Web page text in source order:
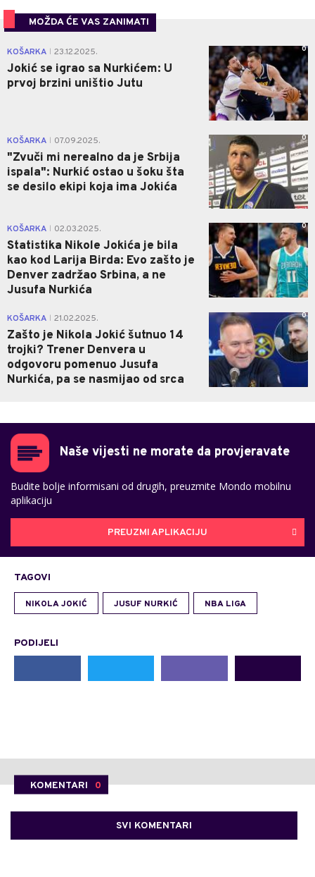
MOŽDA ĆE VAS ZANIMATI
KOŠARKA 23.12.2025.
Jokić se igrao sa Nurkićem: U
prvoj brzini uništio Jutu
0
KOŠARKA 07.09.2025.
"Zvuči mi nerealno da je Srbija
ispala": Nurkić ostao u šoku šta
se desilo ekipi koja ima Jokića
0
KOŠARKA 02.03.2025.
Statistika Nikole Jokića je bila
kao kod Larija Birda: Evo zašto je
Denver zadržao Srbina, a ne
Jusufa Nurkića
0
KOŠARKA 21.02.2025.
Zašto je Nikola Jokić šutnuo 14
trojki? Trener Denvera u
odgovoru pomenuo Jusufa
Nurkića, pa se nasmijao od srca
0
Naše vijesti ne morate da provjeravate
Budite bolje informisani od drugih, preuzmite Mondo mobilnu
aplikaciju
PREUZMI APLIKACIJU
TAGOVI
NIKOLA JOKIĆ JUSUF NURKIĆ NBA LIGA
PODIJELI
KOMENTARI 0
SVI KOMENTARI